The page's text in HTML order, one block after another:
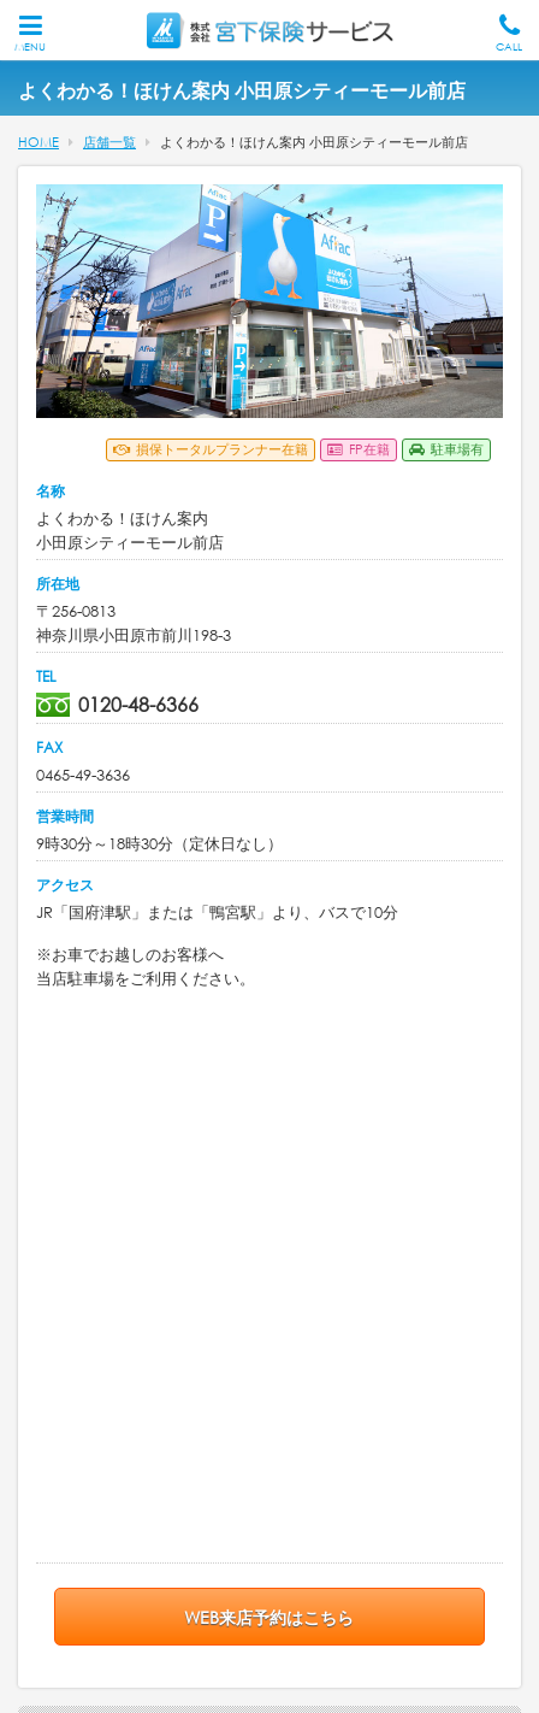
MENU CALL
よくわかる！ほけん案内 小田原シティーモール前店
HOME 店舗一覧 よくわかる！ほけん案内 小田原シティーモール前店
損保トータルプランナー在籍 FP在籍 駐車場有
名称
よくわかる！ほけん案内
小田原シティーモール前店
所在地
〒256-0813
神奈川県小田原市前川198-3
TEL
0120-48-6366
FAX
0465-49-3636
営業時間
9時30分～18時30分（定休日なし）
アクセス
JR「国府津駅」または「鴨宮駅」より、バスで10分
※お車でお越しのお客様へ
当店駐車場をご利用ください。
WEB来店予約はこちら